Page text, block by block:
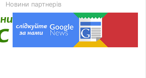
Новини партнерів